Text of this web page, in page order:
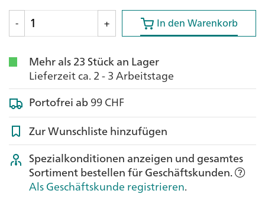
-
+ In den Warenkorb
In den Warenkorb
Mehr als 23 Stück an Lager
Lieferzeit ca. 2 - 3 Arbeitstage
Portofrei ab99 CHF
Zur Wunschliste hinzufügen
Spezialkonditionen anzeigen und gesamtes
Sortiment bestellen für Geschäftskunden.
Als Geschäftskunde registrieren.